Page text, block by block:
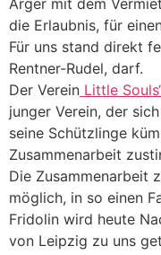
Ärger mit dem
die Erlaubnis, für
Für uns stand direkt
Rentner-Rudel, darf.
Der Verein Little
junger Verein, der
seine Schützlinge
Zusammenarbeit
Die Zusammenarbeit
möglich, in so einen
Fridolin wird heute
von Leipzig zu uns